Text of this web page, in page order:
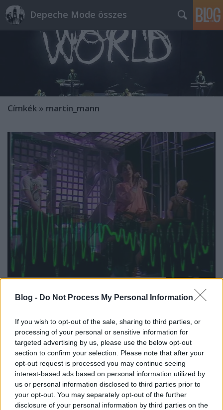
Blog - Do Not Process My Personal Information
If you wish to opt-out of the sale, sharing to third parties, or
processing of your personal or sensitive information for
targeted advertising by us, please use the below opt-out
section to confirm your selection. Please note that after your
opt-out request is processed you may continue seeing
interest-based ads based on personal information utilized by
us or personal information disclosed to third parties prior to
your opt-out. You may separately opt-out of the further
disclosure of your personal information by third parties on the
Depeche Mode összes
Címkék » martin_mann
fellépéseken
Szigi. 2026. június 13.
A New Life a 11. helyig jutott a slágerlistán, ami
magával hozta a DM első három (!) fellépését a Top
Of The Pops-ban. Jonathan Miller: Stripped című
könyvéből idézzük fel a korszak fő eseményét: „A
New Life slágerlistás helyezése elég volt ahhoz, hogy
1981. július 16-án az együttes a…